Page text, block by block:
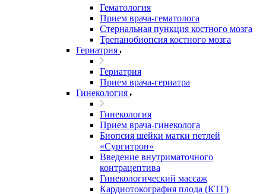
Гематология
Прием врача-гематолога
Стернальная пункция костного мозга
Трепанобиопсия костного мозга
Гериатрия
Гериатрия
Прием врача-гериатра
Гинекология
Гинекология
Прием врача-гинеколога
Биопсия шейки матки петлей
«Сургитрон»
Введение внутриматочного
контрацептива
Гинекологический массаж
Кардиотокография плода (КТГ)